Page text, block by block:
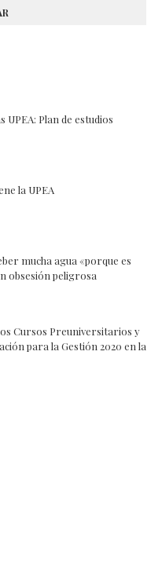
Plan de estudios
la UPEA
mucha agua «porque es
obsesión peligrosa
Cursos Preuniversitarios y
para la Gestión 2020 en la